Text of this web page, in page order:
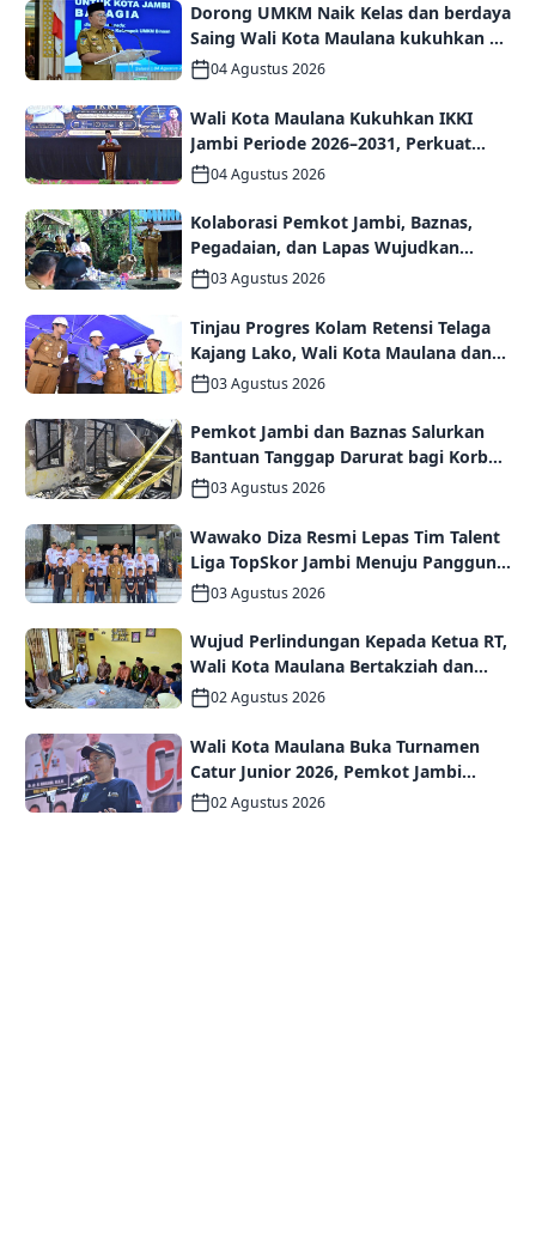
Dorong UMKM Naik Kelas dan berdaya
Saing Wali Kota Maulana kukuhkan 35
kelompok UMKM Binaan
04 Agustus 2026
Wali Kota Maulana Kukuhkan IKKI
Jambi Periode 2026–2031, Perkuat
Persaudaraan dan Kolaborasi dalam
04 Agustus 2026
Kolaborasi Pemkot Jambi, Baznas,
Pegadaian, dan Lapas Wujudkan
Rumah Layak Huni bagi Warga Kurang
03 Agustus 2026
Tinjau Progres Kolam Retensi Telaga
Kajang Lako, Wali Kota Maulana dan
Komisi V DPR RI Optimistis Kota Jambi
03 Agustus 2026
Pemkot Jambi dan Baznas Salurkan
Bantuan Tanggap Darurat bagi Korban
Kebakaran Asrama Polda Jambi
03 Agustus 2026
Wawako Diza Resmi Lepas Tim Talent
Liga TopSkor Jambi Menuju Panggung
Nasional
03 Agustus 2026
Wujud Perlindungan Kepada Ketua RT,
Wali Kota Maulana Bertakziah dan
Serahkan Santunan Jaminan Kematian
02 Agustus 2026
Wali Kota Maulana Buka Turnamen
Catur Junior 2026, Pemkot Jambi
Siapkan Fasilitas Olahraga Baru untuk
02 Agustus 2026